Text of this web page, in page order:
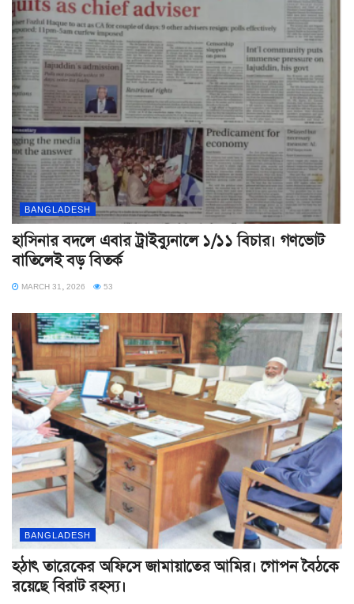
BANGLADESH
হাসিনার বদলে এবার ট্রাইব্যুনালে ১/১১ বিচার। গণভোট
বাতিলেই বড় বিতর্ক
MARCH 31, 2026 53
BANGLADESH
হঠাৎ তারেকের অফিসে জামায়াতের আমির। গোপন বৈঠকে
রয়েছে বিরাট রহস্য।